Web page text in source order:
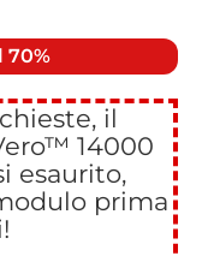
70%
il
14000
esaurito,
prima